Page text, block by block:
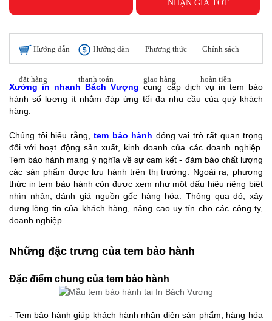
NHẬN GIÁ TỐT
Hướng dẫn
đặt hàng
Hướng dãn
thanh toán
Phương thức
giao hàng
Chính sách
hoàn tiền
Xưởng in nhanh Bách Vượng cung cấp dịch vụ in tem bảo
hành số lượng ít nhằm đáp ứng tối đa nhu cầu của quý khách
hàng.
Chúng tôi hiểu rằng, tem bảo hành đóng vai trò rất quan trọng
đối với hoạt động sản xuất, kinh doanh của các doanh nghiệp.
Tem bảo hành mang ý nghĩa về sự cam kết - đảm bảo chất lượng
các sản phẩm được lưu hành trên thị trường. Ngoài ra, phương
thức in tem bảo hành còn được xem như một dấu hiệu riêng biệt
nhìn nhận, đánh giá nguồn gốc hàng hóa. Thông qua đó, xây
dựng lòng tin của khách hàng, nâng cao uy tín cho các công ty,
doanh nghiệp...
Những đặc trưng của tem bảo hành
Đặc điểm chung của tem bảo hành
- Tem bảo hành giúp khách hành nhận diện sản phẩm, hàng hóa